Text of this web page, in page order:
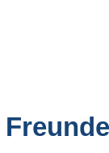
Freunde